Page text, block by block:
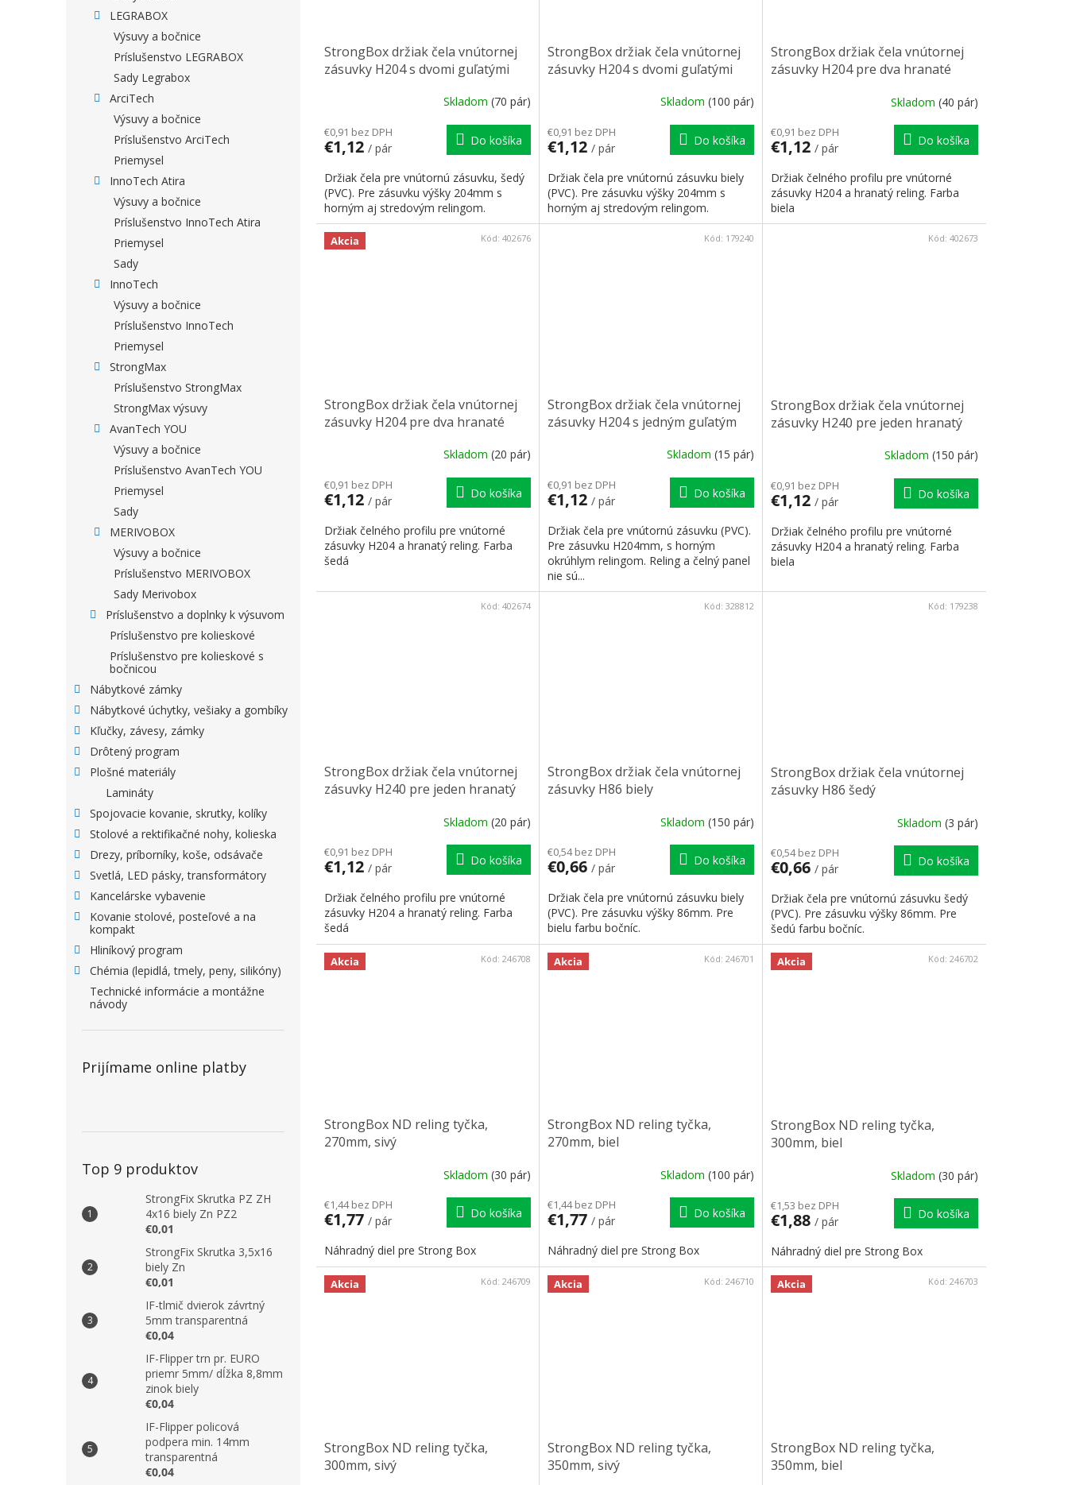
LEGRABOX
Výsuvy a bočnice
Príslušenstvo LEGRABOX
Sady Legrabox
ArciTech
Výsuvy a bočnice
Príslušenstvo ArciTech
Priemysel
InnoTech Atira
Výsuvy a bočnice
Príslušenstvo InnoTech Atira
Priemysel
Sady
InnoTech
Výsuvy a bočnice
Príslušenstvo InnoTech
Priemysel
StrongMax
Príslušenstvo StrongMax
StrongMax výsuvy
AvanTech YOU
Výsuvy a bočnice
Príslušenstvo AvanTech YOU
Priemysel
Sady
MERIVOBOX
Výsuvy a bočnice
Príslušenstvo MERIVOBOX
Sady Merivobox
Príslušenstvo a doplnky k výsuvom
Príslušenstvo pre kolieskové
Príslušenstvo pre kolieskové s
bočnicou
Nábytkové zámky
Nábytkové úchytky, vešiaky a gombíky
Kľučky, závesy, zámky
Drôtený program
Plošné materiály
Lamináty
Spojovacie kovanie, skrutky, kolíky
Stolové a rektifikačné nohy, kolieska
Drezy, príborníky, koše, odsávače
Svetlá, LED pásky, transformátory
Kancelárske vybavenie
Kovanie stolové, posteľové a na
kompakt
Hliníkový program
Chémia (lepidlá, tmely, peny, silikóny)
Technické informácie a montážne
návody
Prijímame online platby
Top 9 produktov
StrongFix Skrutka PZ ZH
4x16 biely Zn PZ2
€0,01
StrongFix Skrutka 3,5x16
biely Zn
€0,01
IF-tlmič dvierok závrtný
5mm transparentná
€0,04
IF-Flipper trn pr. EURO
priemr 5mm/ dĺžka 8,8mm
zinok biely
€0,04
IF-Flipper policová
podpera min. 14mm
transparentná
€0,04
StrongBox držiak čela vnútornej
zásuvky H204 s dvomi guľatými
Skladom (70 pár)
€0,91 bez DPH
€1,12 / pár
Do košíka
Držiak čela pre vnútornú zásuvku, šedý
(PVC). Pre zásuvku výšky 204mm s
horným aj stredovým relingom.
StrongBox držiak čela vnútornej
zásuvky H204 s dvomi guľatými
Skladom (100 pár)
€0,91 bez DPH
€1,12 / pár
Do košíka
Držiak čela pre vnútornú zásuvku biely
(PVC). Pre zásuvku výšky 204mm s
horným aj stredovým relingom.
StrongBox držiak čela vnútornej
zásuvky H204 pre dva hranaté
Skladom (40 pár)
€0,91 bez DPH
€1,12 / pár
Do košíka
Držiak čelného profilu pre vnútorné
zásuvky H204 a hranatý reling. Farba
biela
Akcia
StrongBox držiak čela vnútornej
zásuvky H204 pre dva hranaté
Skladom (20 pár)
€0,91 bez DPH
€1,12 / pár
Do košíka
Držiak čelného profilu pre vnútorné
zásuvky H204 a hranatý reling. Farba
šedá
Kód: 402676
StrongBox držiak čela vnútornej
zásuvky H204 s jedným guľatým
Skladom (15 pár)
€0,91 bez DPH
€1,12 / pár
Do košíka
Držiak čela pre vnútornú zásuvku (PVC).
Pre zásuvku H204mm, s horným
okrúhlym relingom. Reling a čelný panel
nie sú...
Kód: 179240
StrongBox držiak čela vnútornej
zásuvky H240 pre jeden hranatý
Skladom (150 pár)
€0,91 bez DPH
€1,12 / pár
Do košíka
Držiak čelného profilu pre vnútorné
zásuvky H204 a hranatý reling. Farba
biela
Kód: 402673
StrongBox držiak čela vnútornej
zásuvky H240 pre jeden hranatý
Skladom (20 pár)
€0,91 bez DPH
€1,12 / pár
Do košíka
Držiak čelného profilu pre vnútorné
zásuvky H204 a hranatý reling. Farba
šedá
Kód: 402674
StrongBox držiak čela vnútornej
zásuvky H86 biely
Skladom (150 pár)
€0,54 bez DPH
€0,66 / pár
Do košíka
Držiak čela pre vnútornú zásuvku biely
(PVC). Pre zásuvku výšky 86mm. Pre
bielu farbu bočníc.
Kód: 328812
StrongBox držiak čela vnútornej
zásuvky H86 šedý
Skladom (3 pár)
€0,54 bez DPH
€0,66 / pár
Do košíka
Držiak čela pre vnútornú zásuvku šedý
(PVC). Pre zásuvku výšky 86mm. Pre
šedú farbu bočníc.
Kód: 179238
Akcia
StrongBox ND reling tyčka,
270mm, sivý
Skladom (30 pár)
€1,44 bez DPH
€1,77 / pár
Do košíka
Náhradný diel pre Strong Box
Kód: 246708 Akcia
StrongBox ND reling tyčka,
270mm, biel
Skladom (100 pár)
€1,44 bez DPH
€1,77 / pár
Do košíka
Náhradný diel pre Strong Box
Kód: 246701 Akcia
StrongBox ND reling tyčka,
300mm, biel
Skladom (30 pár)
€1,53 bez DPH
€1,88 / pár
Do košíka
Náhradný diel pre Strong Box
Kód: 246702
Akcia
StrongBox ND reling tyčka,
300mm, sivý
Kód: 246709 Akcia
StrongBox ND reling tyčka,
350mm, sivý
Kód: 246710 Akcia
StrongBox ND reling tyčka,
350mm, biel
Kód: 246703